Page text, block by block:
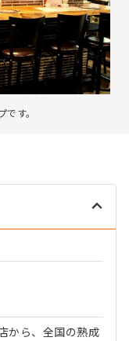
す。
から、全国の熟成